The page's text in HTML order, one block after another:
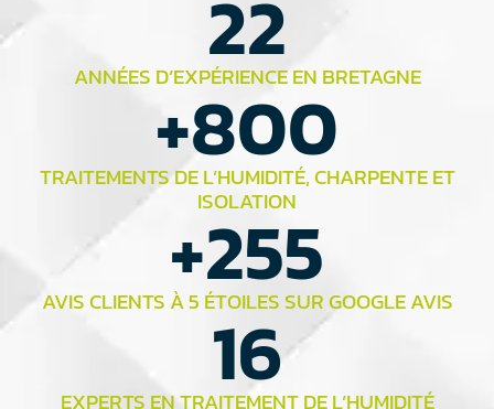
ANNÉES D’EXPÉRIENCE EN BRETAGNE
22
TRAITEMENTS DE L’HUMIDITÉ, CHARPENTE ET
ISOLATION
+800
AVIS CLIENTS À 5 ÉTOILES SUR GOOGLE AVIS
+255
EXPERTS EN TRAITEMENT DE L’HUMIDITÉ
16